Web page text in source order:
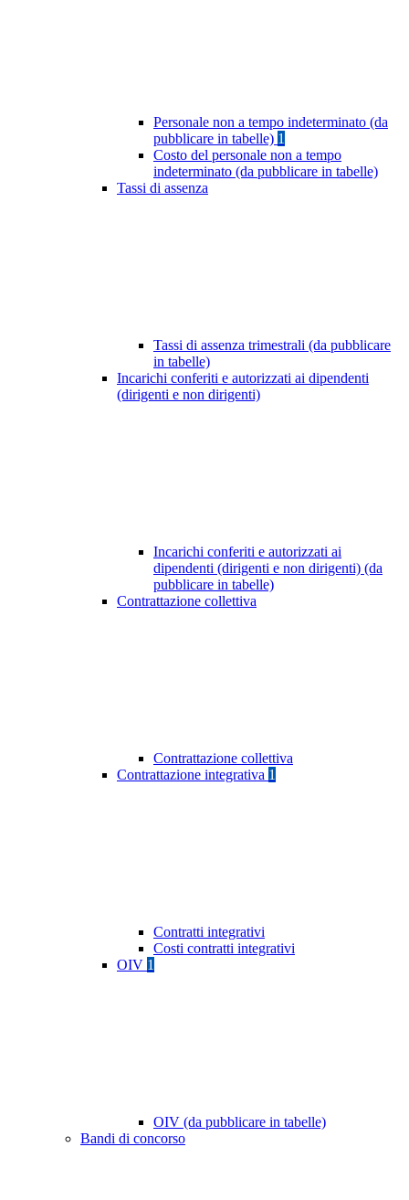
Personale non a tempo indeterminato (da
pubblicare in tabelle) 1
Costo del personale non a tempo
indeterminato (da pubblicare in tabelle)
Tassi di assenza
Tassi di assenza trimestrali (da pubblicare
in tabelle)
Incarichi conferiti e autorizzati ai dipendenti
(dirigenti e non dirigenti)
Incarichi conferiti e autorizzati ai
dipendenti (dirigenti e non dirigenti) (da
pubblicare in tabelle)
Contrattazione collettiva
Contrattazione collettiva
Contrattazione integrativa 1
Contratti integrativi
Costi contratti integrativi
OIV 1
OIV (da pubblicare in tabelle)
Bandi di concorso